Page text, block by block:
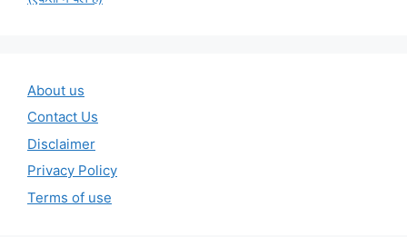
About us
Contact Us
Disclaimer
Privacy Policy
Terms of use